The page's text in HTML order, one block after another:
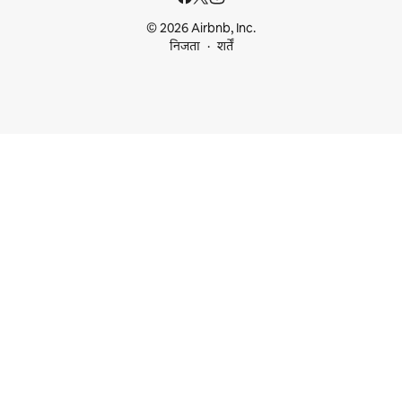
© 2026 Airbnb, Inc.
निजता
शर्तें